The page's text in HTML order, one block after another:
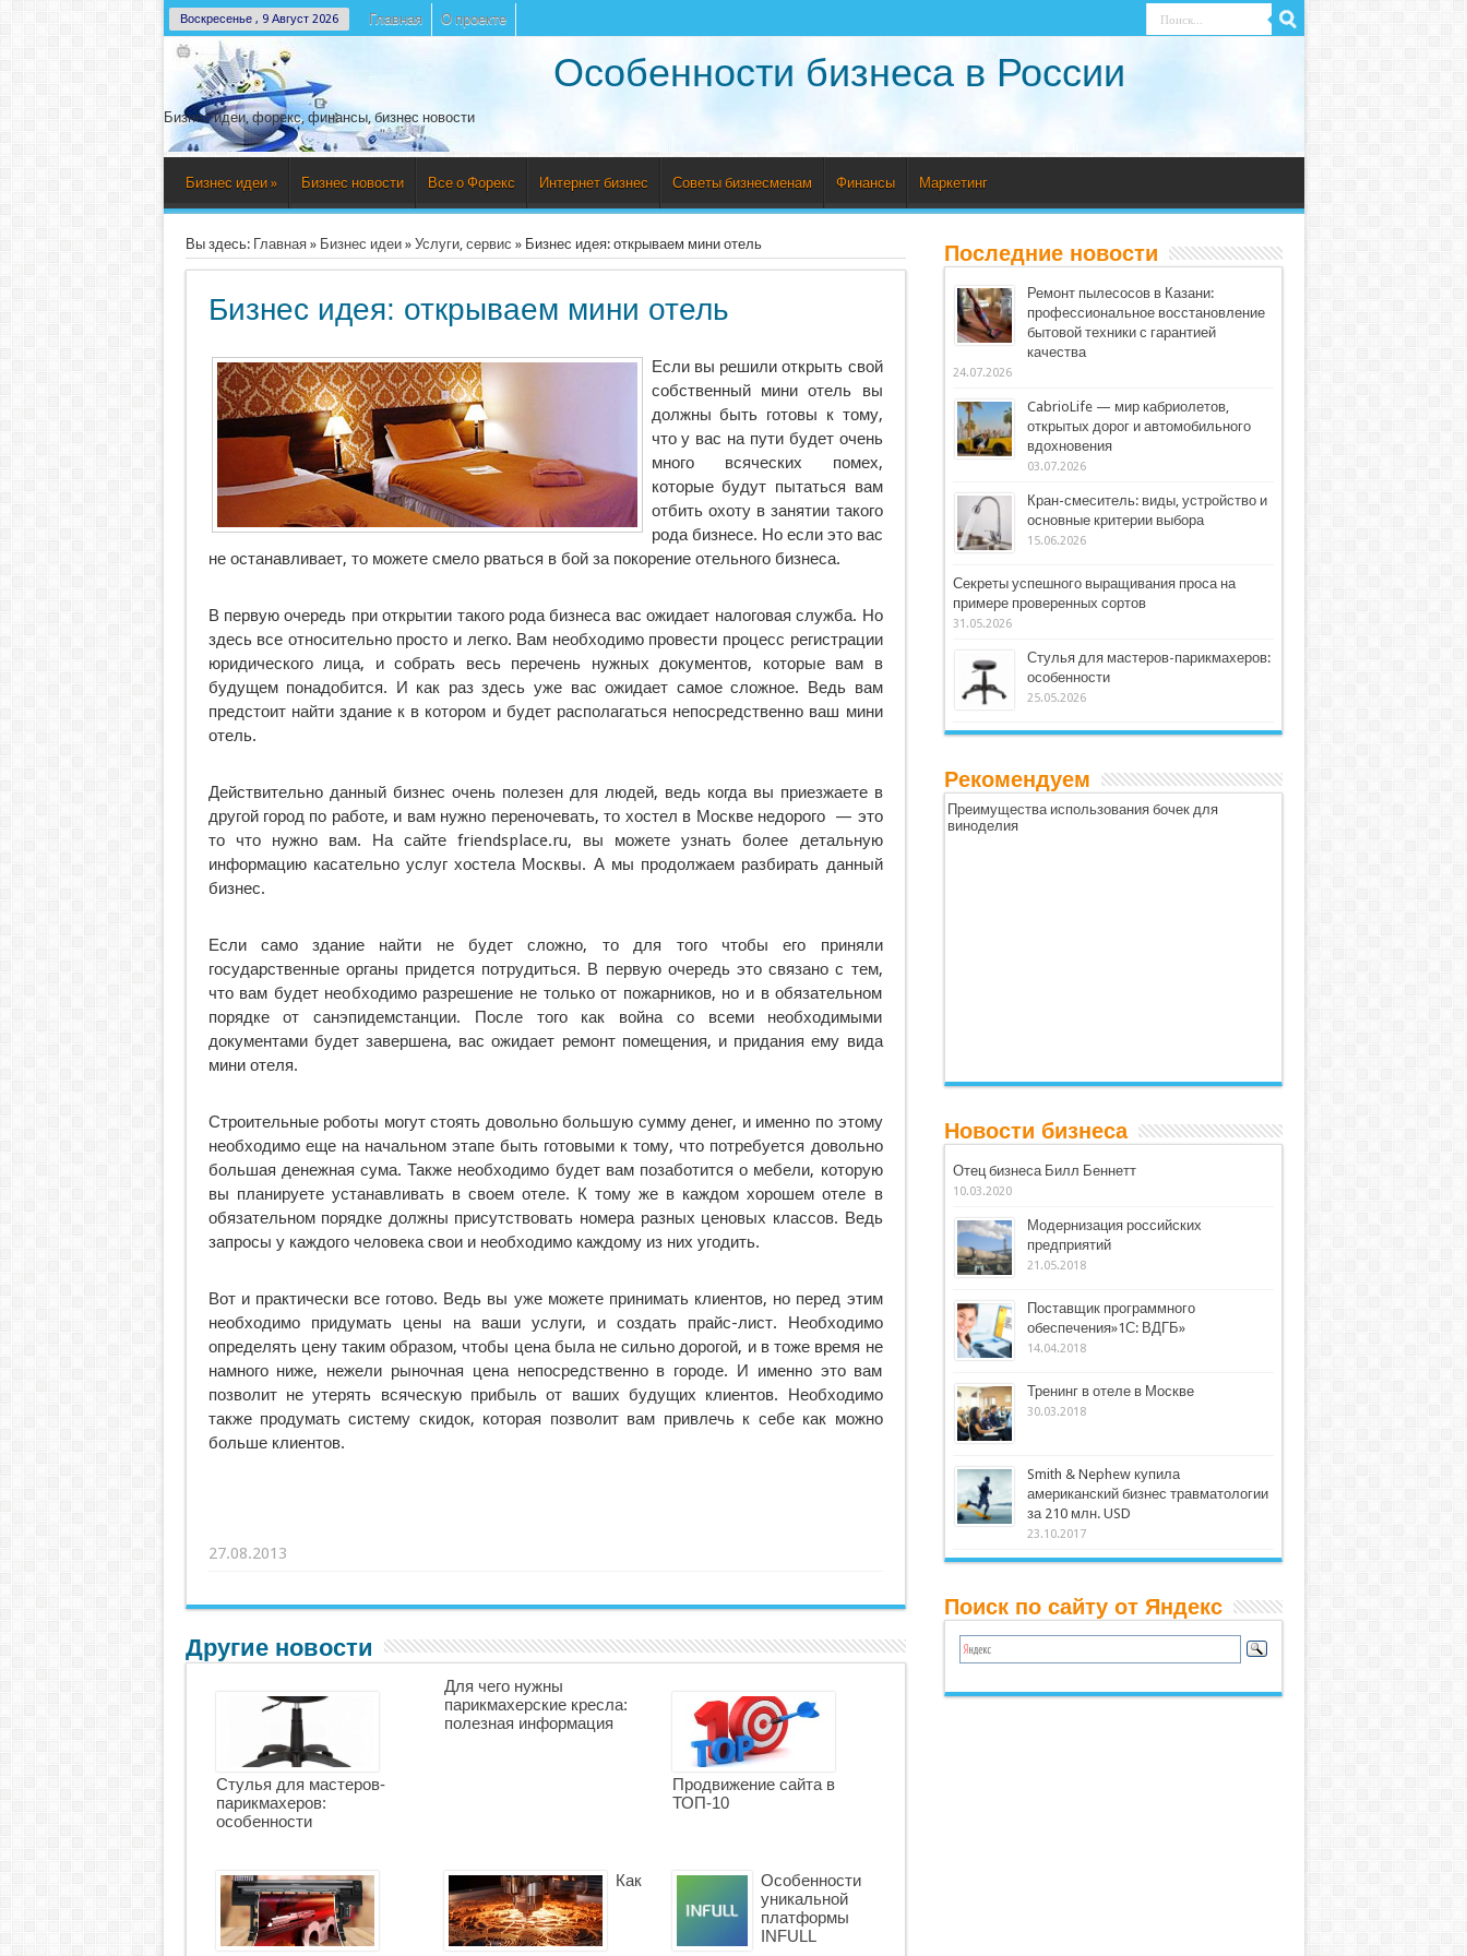
Воскресенье , 9 Август 2026 Главная О проекте
Особенности бизнеса в России
Бизнес идеи, форекс, финансы, бизнес новости
Бизнес идеи » Бизнес новости Все о Форекс Интернет бизнес Советы бизнесменам Финансы Маркетинг
Вы здесь: Главная» Бизнес идеи» Услуги, сервис » Бизнес идея: открываем мини отель
Бизнес идея: открываем мини отель
Если вы решили открыть свой
собственный мини отель вы
должны быть готовы к тому,
что у вас на пути будет очень
много всяческих помех,
которые будут пытаться вам
отбить охоту в занятии такого
рода бизнесе. Но если это вас
не останавливает, то можете смело рваться в бой за покорение отельного бизнеса.
В первую очередь при открытии такого рода бизнеса вас ожидает налоговая служба. Но
здесь все относительно просто и легко. Вам необходимо провести процесс регистрации
юридического лица, и собрать весь перечень нужных документов, которые вам в
будущем понадобится. И как раз здесь уже вас ожидает самое сложное. Ведь вам
предстоит найти здание к в котором и будет располагаться непосредственно ваш мини
отель.
Действительно данный бизнес очень полезен для людей, ведь когда вы приезжаете в
другой город по работе, и вам нужно переночевать, то хостел в Москве недорого — это
то что нужно вам. На сайте friendsplace.ru, вы можете узнать более детальную
информацию касательно услуг хостела Москвы. А мы продолжаем разбирать данный
бизнес.
Если само здание найти не будет сложно, то для того чтобы его приняли
государственные органы придется потрудиться. В первую очередь это связано с тем,
что вам будет необходимо разрешение не только от пожарников, но и в обязательном
порядке от санэпидемстанции. После того как война со всеми необходимыми
документами будет завершена, вас ожидает ремонт помещения, и придания ему вида
мини отеля.
Строительные роботы могут стоять довольно большую сумму денег, и именно по этому
необходимо еще на начальном этапе быть готовыми к тому, что потребуется довольно
большая денежная сума. Также необходимо будет вам позаботится о мебели, которую
вы планируете устанавливать в своем отеле. К тому же в каждом хорошем отеле в
обязательном порядке должны присутствовать номера разных ценовых классов. Ведь
запросы у каждого человека свои и необходимо каждому из них угодить.
Вот и практически все готово. Ведь вы уже можете принимать клиентов, но перед этим
необходимо придумать цены на ваши услуги, и создать прайс-лист. Необходимо
определять цену таким образом, чтобы цена была не сильно дорогой, и в тоже время не
намного ниже, нежели рыночная цена непосредственно в городе. И именно это вам
позволит не утерять всяческую прибыль от ваших будущих клиентов. Необходимо
также продумать систему скидок, которая позволит вам привлечь к себе как можно
больше клиентов.
27.08.2013
Другие новости
Стулья для мастеров-
парикмахеров:
особенности
Для чего нужны
парикмахерские кресла:
полезная информация
Продвижение сайта в
ТОП-10
Как
Особенности
уникальной
платформы
INFULL
Последние новости
Ремонт пылесосов в Казани:
профессиональное восстановление
бытовой техники с гарантией
качества
24.07.2026
CabrioLife — мир кабриолетов,
открытых дорог и автомобильного
вдохновения
03.07.2026
Кран-смеситель: виды, устройство и
основные критерии выбора
15.06.2026
Секреты успешного выращивания проса на
примере проверенных сортов
31.05.2026
Стулья для мастеров-парикмахеров:
особенности
25.05.2026
Рекомендуем
Преимущества использования бочек для
виноделия
Новости бизнеса
Отец бизнеса Билл Беннетт
10.03.2020
Модернизация российских
предприятий
21.05.2018
Поставщик программного
обеспечения»1С: ВДГБ»
14.04.2018
Тренинг в отеле в Москве
30.03.2018
Smith & Nephew купила
американский бизнес травматологии
за 210 млн. USD
23.10.2017
Поиск по сайту от Яндекс